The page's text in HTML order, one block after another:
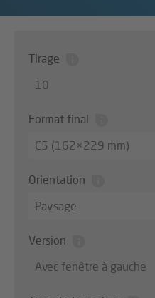
Tirage
10
Format final
C5 (162×229 mm)
Orientation
Paysage
Version
Avec fenêtre à gauche